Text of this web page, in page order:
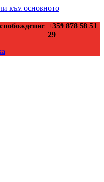
към основното
+359 878 58 51
29